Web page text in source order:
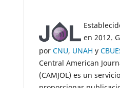
en 2012.
por CNU, UNAH y
Central American
(CAMJOL) es un